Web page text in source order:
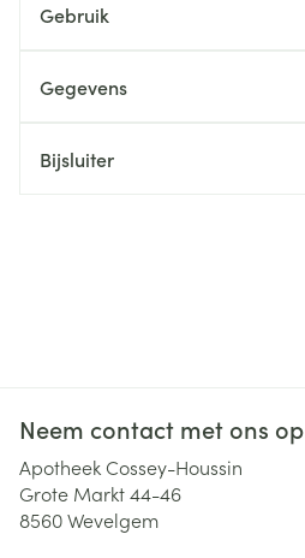
Gebruik
Gegevens
Bijsluiter
Neem contact met ons op
Apotheek Cossey-Houssin
Grote Markt 44-46
8560Wevelgem